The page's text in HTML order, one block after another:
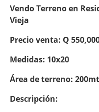
Vendo Terreno en
Vieja
Precio venta: Q
Medidas: 10x20
Área de terreno:
Descripción: